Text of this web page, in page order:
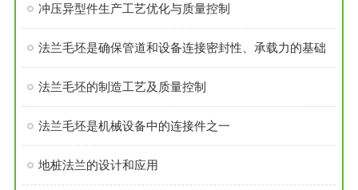
冲压异型件生产工艺优化与质量控制
法兰毛坯是确保管道和设备连接密封性、承载力的基础
法兰毛坯的制造工艺及质量控制
法兰毛坯是机械设备中的连接件之一
地桩法兰的设计和应用